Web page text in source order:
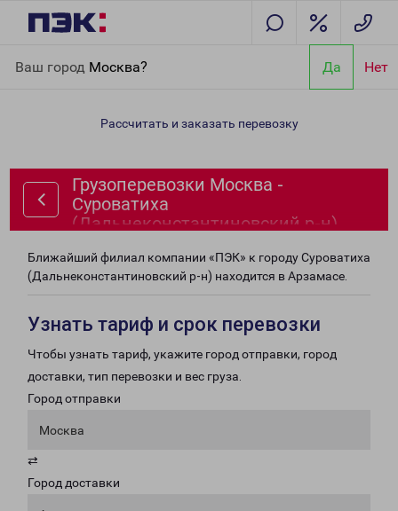
Ваш город Москва? Да Нет
(Дальнеконстантиновский р-н)
Рассчитать и заказать перевозку
Грузоперевозки Москва -
Суроватиха
(Дальнеконстантиновский р-н)
Ближайший филиал компании «ПЭК» к городу Суроватиха
(Дальнеконстантиновский р-н) находится в Арзамасе.
Узнать тариф и срок перевозки
Чтобы узнать тариф, укажите город отправки, город
доставки, тип перевозки и вес груза.
Город отправки
Москва
⇄
Город доставки